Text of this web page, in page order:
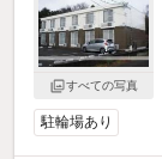
すべての写真
駐輪場あり